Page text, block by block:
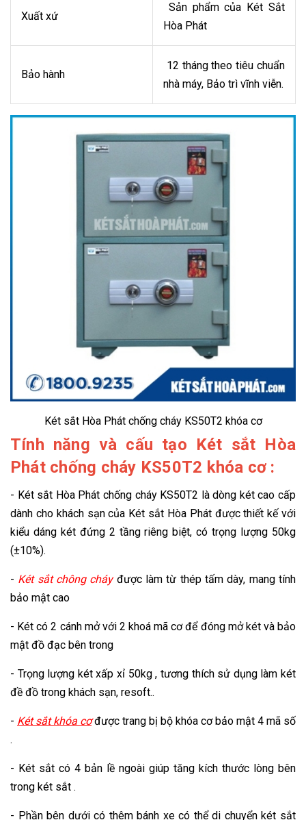
Xuất xứ
Sản phẩm của Két Sắt
Hòa Phát
Bảo hành
12 tháng theo tiêu chuẩn
nhà máy, Bảo trì vĩnh viễn.
Két sắt Hòa Phát chống cháy KS50T2 khóa cơ
Tính năng và cấu tạo Két sắt Hòa
Phát chống cháy KS50T2 khóa cơ :
- Két sắt Hòa Phát chống cháy KS50T2 là dòng két cao cấp
dành cho khách sạn của Két sắt Hòa Phát được thiết kế với
kiểu dáng két đứng 2 tầng riêng biệt, có trọng lượng 50kg
(±10%).
- Két sắt chông cháy được làm từ thép tấm dày, mang tính
bảo mật cao
- Két có 2 cánh mở với 2 khoá mã cơ để đóng mở két và bảo
mật đồ đạc bên trong
- Trọng lượng két xấp xỉ 50kg , tương thích sử dụng làm két
đề đồ trong khách sạn, resoft..
- Két sắt khóa cơđược trang bị bộ khóa cơ bảo mật 4 mã số
.
- Két sắt có 4 bản lề ngoài giúp tăng kích thước lòng bên
trong két sắt .
- Phần bên dưới có thêm bánh xe có thể di chuyển két sắt